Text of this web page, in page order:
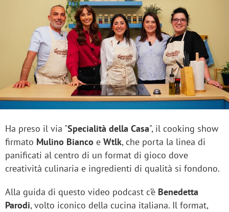
Ha preso il via "Specialità della Casa", il cooking show
firmato Mulino Bianco e Wtlk, che porta la linea di
panificati al centro di un format di gioco dove
creatività culinaria e ingredienti di qualità si fondono.
Alla guida di questo video podcast c’è Benedetta
Parodi, volto iconico della cucina italiana. Il format,